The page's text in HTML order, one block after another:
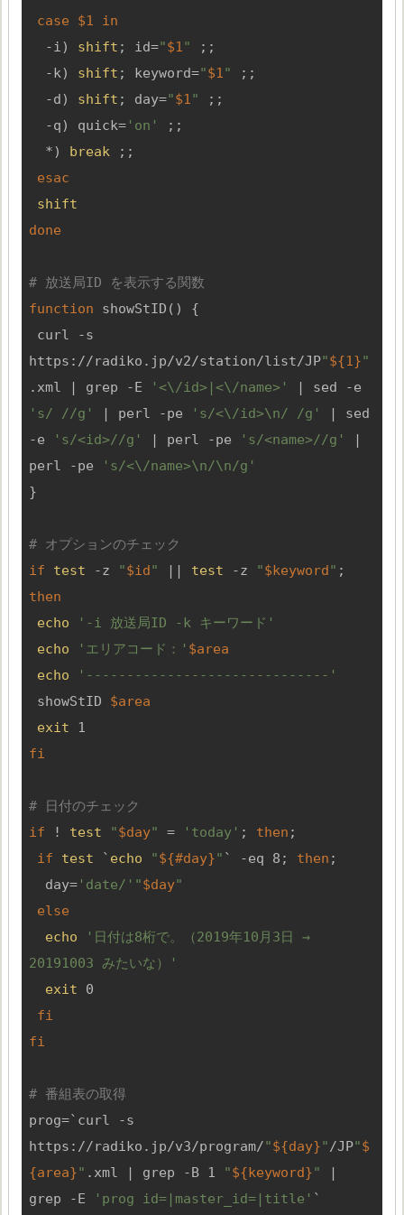
case
$1
in
  -i)
shift ; id="$1" ;;
  -k)
shift ; keyword="$1" ;;
  -d)
shift ; day="$1" ;;
  -q) quick=
'on'
;;
  *)
break ;;
esac
shift
done
# 放送局ID を表示する関数
function
showStID () {
https://radiko.jp/v2/station/list/JP"${1}"
.xml | grep -E
'<\/id>|<\/name>'
's/ //g'
| perl -pe 's/<\/id>\n/ /g'
| sed
-e
's/<id>//g' | perl -pe 's/<name>//g'
|
perl -pe
's/<\/name>\n/\n/g'
}
# オプションのチェック
if
test -z "$id" || test -z "$keyword"
then
echo
'-i 放送局ID -k キーワード'
echo
'エリアコード：' $area
echo
'------------------------------'
showStID $area
exit
fi
# 日付のチェック
if ! test "$day" = 'today' ; then ;
if
test ` echo "${#day}" ` -eq 8; then ;
  day=
'date/' "$day"
else
echo
'日付は8桁で。（2019年10月3日 →
20191003 みたいな）'
exit 0
fi
fi
# 番組表の取得
prog=`curl -s
https://radiko.jp/v3/program/"${day}"/JP"$
{area}" .xml | grep -B 1 "${keyword}" |
grep -E
'prog id=|master_id=|title' `